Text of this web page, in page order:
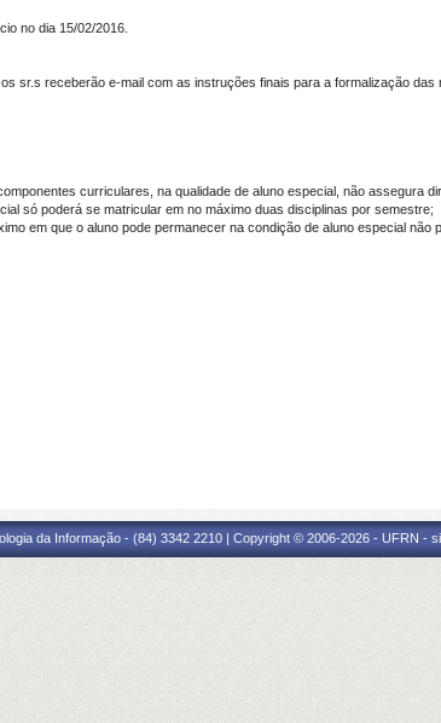
no dia 15/02/2016.
sr.s receberão e-mail com as instruções finais para a formalização das
curriculares, na qualidade de aluno especial, não assegura
só poderá se matricular em no máximo duas disciplinas por semestre;
em que o aluno pode permanecer na condição de aluno especial
da Informação - (84) 3342 2210 | Copyright © 2006-2026 - UFRN -